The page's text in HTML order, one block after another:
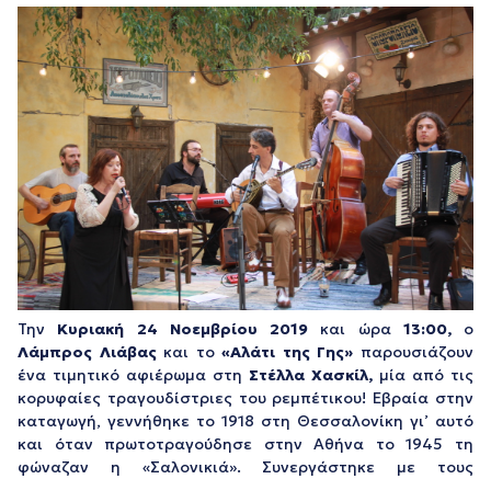
Την Κυριακή 24 Νοεμβρίου 2019 και ώρα 13:00,ο
Λάμπρος Λιάβαςκαι το«Αλάτι της Γης» παρουσιάζουν
ένα τιμητικό αφιέρωμα στη Στέλλα Χασκίλ, μία από τις
κορυφαίες τραγουδίστριες του ρεμπέτικου! Εβραία στην
καταγωγή, γεννήθηκε το 1918 στη Θεσσαλονίκη γι’ αυτό
και όταν πρωτοτραγούδησε στην Αθήνα το 1945 τη
φώναζαν η «Σαλονικιά». Συνεργάστηκε με τους